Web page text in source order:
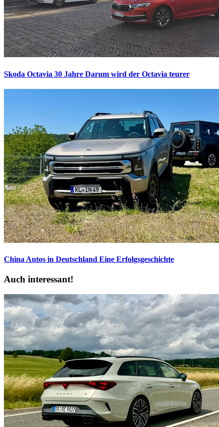
Skoda Octavia 30 Jahre Darum wird der Octavia teurer
China Autos in Deutschland Eine Erfolgsgeschichte
Auch interessant!